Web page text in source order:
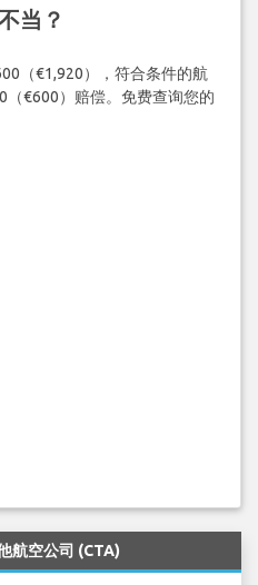
当？
（€1,920），符合条件的航
（€600）赔偿。免费查询您的
航空公司 (CTA)